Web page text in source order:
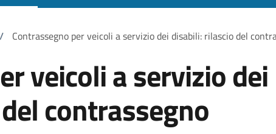
/ Contrassegno per veicoli a servizio dei disabili: rilascio del
veicoli a servizio dei
contrassegno